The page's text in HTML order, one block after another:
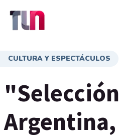
CULTURA Y ESPECTÁCULOS
"Selección